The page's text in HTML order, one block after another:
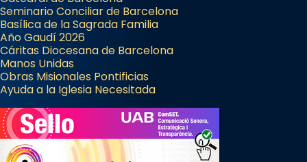
Seminario Conciliar de Barcelona
Basílica de la Sagrada Familia
Año Gaudí 2026
Cáritas Diocesana de Barcelona
Manos Unidas
Obras Misionales Pontificias
Ayuda a la Iglesia Necesitada